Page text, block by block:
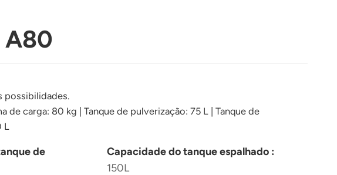
A80
possibilidades.
de carga: 80 kg | Tanque de pulverização: 75 L | Tanque de
L
de
Capacidade do tanque espalhado :
150L